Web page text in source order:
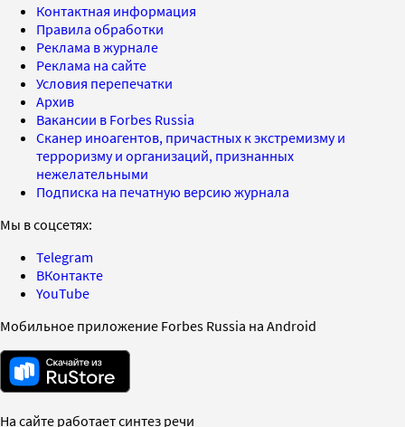
Контактная информация
Правила обработки
Реклама в журнале
Реклама на сайте
Условия перепечатки
Архив
Вакансии в Forbes Russia
Сканер иноагентов, причастных к экстремизму и
терроризму и организаций, признанных
нежелательными
Подписка на печатную версию журнала
Мы в соцсетях:
Telegram
ВКонтакте
YouTube
Мобильное приложение Forbes Russia на Android
На сайте работает синтез речи